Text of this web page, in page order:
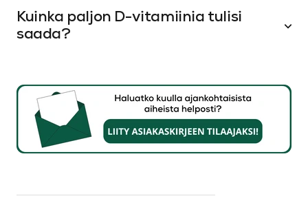
Kuinka paljon D-vitamiinia tulisi
saada?